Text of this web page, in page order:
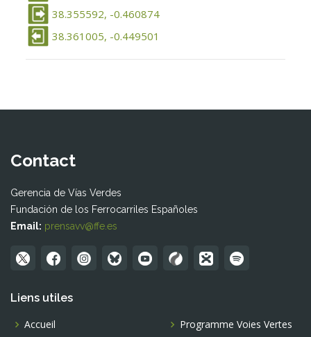
38.355592, -0.460874
38.361005, -0.449501
Contact
Gerencia de Vías Verdes
Fundación de los Ferrocarriles Españoles
Email: prensavv@ffe.es
Liens utiles
Accueil
Programme Voies Vertes